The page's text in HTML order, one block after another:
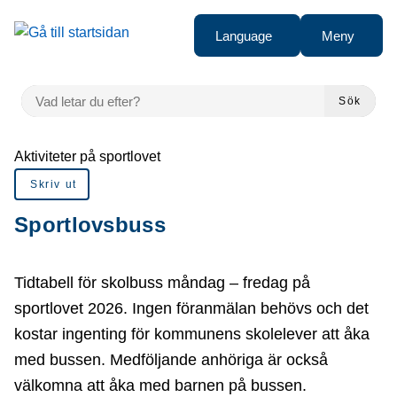
Gå till innehåll
till sidomeny
Language Meny
VAD LETAR DU EFTER?
Sök
Du är här:
Aktiviteter på sportlovet
Skriv ut
Sportlovsbuss
Tidtabell för skolbuss måndag – fredag på
sportlovet 2026. Ingen föranmälan behövs och det
kostar ingenting för kommunens skolelever att åka
med bussen. Medföljande anhöriga är också
välkomna att åka med barnen på bussen.